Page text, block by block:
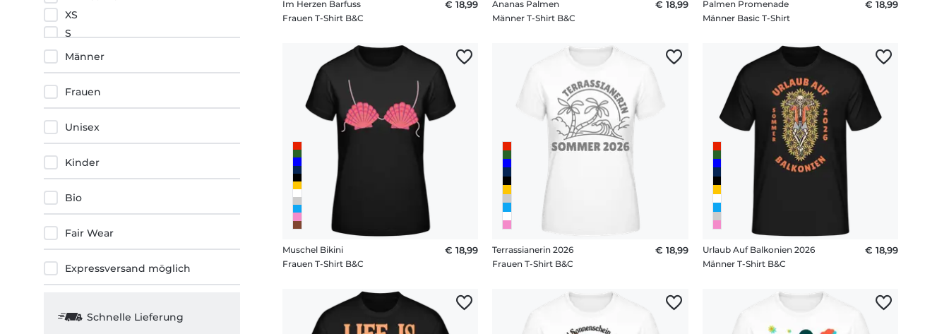
XS
S
M
L
XL
XXL
3XL
4XL
5XL
Männer
Frauen
Unisex
Kinder
Bio
Fair Wear
Expressversand möglich
Schnelle Lieferung
Im Herzen Barfuss
Frauen T-Shirt B&C
€ 18,99
Ananas Palmen
Männer T-Shirt B&C
€ 18,99
Palmen Promenade
Männer Basic T-Shirt
€ 18,99
Muschel Bikini
Frauen T-Shirt B&C
€ 18,99
Terrassianerin 2026
Frauen T-Shirt B&C
€ 18,99
Urlaub Auf Balkonien 2026
Männer T-Shirt B&C
€ 18,99